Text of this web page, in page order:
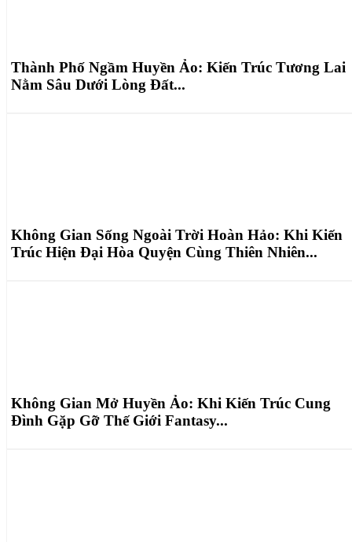
Thành Phố Ngầm Huyền Ảo: Kiến Trúc Tương Lai
Nằm Sâu Dưới Lòng Đất...
Không Gian Sống Ngoài Trời Hoàn Hảo: Khi Kiến
Trúc Hiện Đại Hòa Quyện Cùng Thiên Nhiên...
Không Gian Mở Huyền Ảo: Khi Kiến Trúc Cung
Đình Gặp Gỡ Thế Giới Fantasy...